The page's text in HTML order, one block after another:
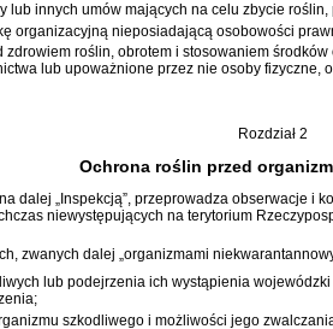
lub innych umów mających na celu zbycie
organizacyjną nieposiadającą osobowości
roślin, obrotem i stosowaniem
lub upoważnione przez nie osoby
Rozdział 2
Ochrona roślin przed
dalej „Inspekcją”, przeprowadza obserwacje
niewystępujących na terytorium
zwanych dalej „organizmami
lub podejrzenia ich wystąpienia
szkodliwego i możliwości jego